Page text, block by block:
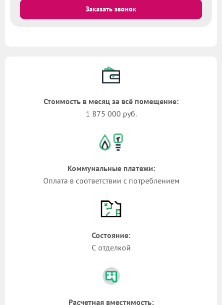
Заказать звонок
Стоимость в месяц за всё помещение:
1 875 000 руб.
Коммунальные платежи:
Оплата в соответствии с потреблением
Состояние:
С отделкой
Расчетная вместимость: